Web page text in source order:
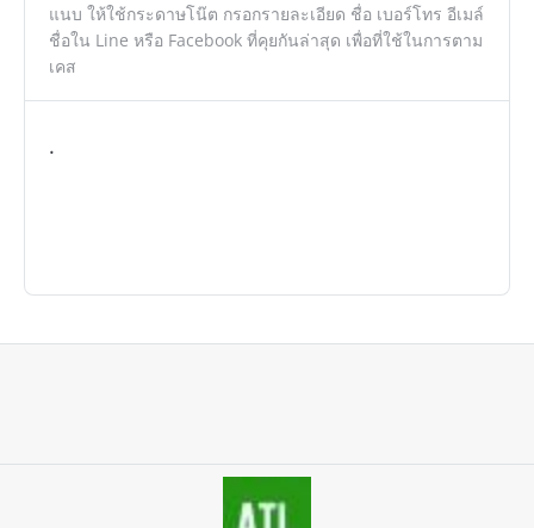
แนบ ให้ใช้กระดาษโน๊ต กรอกรายละเอียด ชื่อ เบอร์โทร อีเมล์
ชื่อใน Line หรือ Facebook ที่คุยกันล่าสุด เพื่อที่ใช้ในการตาม
เคส
.